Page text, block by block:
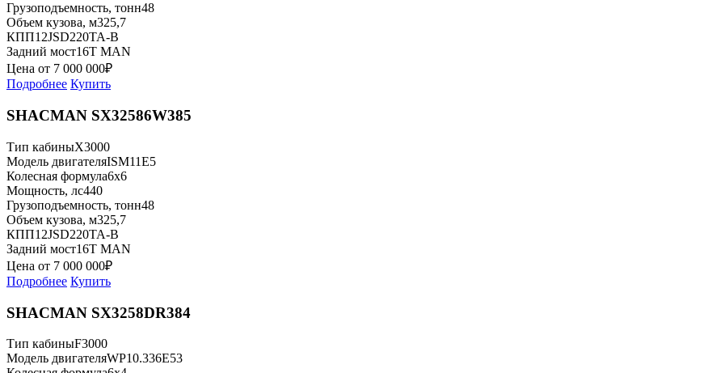
Грузоподъемность, тонн48
Объем кузова, м325,7
КПП12JSD220TA-B
Задний мост16T MAN
Цена от 7 000 000₽
Подробнее Купить
SHACMAN SX32586W385
Тип кабиныX3000
Модель двигателяISM11E5
Колесная формула6x6
Мощность, лс440
Грузоподъемность, тонн48
Объем кузова, м325,7
КПП12JSD220TA-B
Задний мост16T MAN
Цена от 7 000 000₽
Подробнее Купить
SHACMAN SX3258DR384
Тип кабиныF3000
Модель двигателяWP10.336E53